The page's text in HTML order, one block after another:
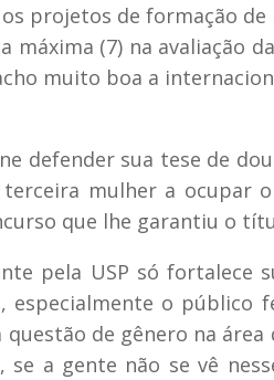
projetos de formação
máxima (7) na avaliação da
muito boa a
defender sua tese de
mulher a ocupar
que lhe garantiu o
pela USP só
especialmente o público
de gênero na
a gente não se vê